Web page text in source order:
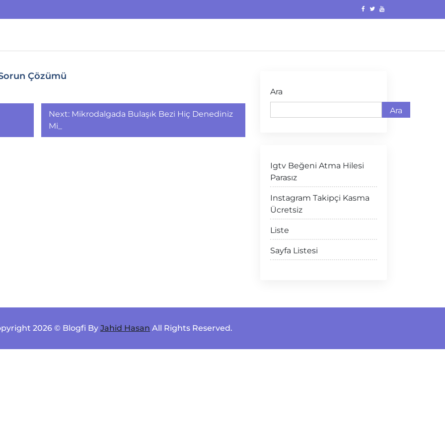
Çözümü
Next: Mikrodalgada Bulaşık Bezi Hiç Denediniz
Mi_
Ara
Ara
Igtv Beğeni Atma Hilesi
Parasız
Instagram Takipçi Kasma
Ücretsiz
Liste
Sayfa Listesi
2026 © Blogfi By Jahid Hasan All Rights Reserved.